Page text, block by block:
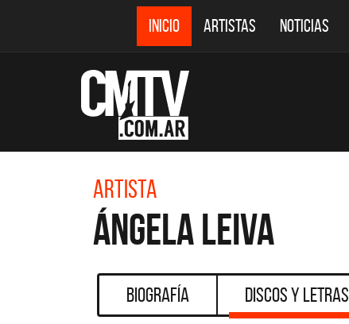
INICIO ARTISTAS NOTICIAS
Artista
Ángela Leiva
Biografía Discos y Letras
DESTACADOS